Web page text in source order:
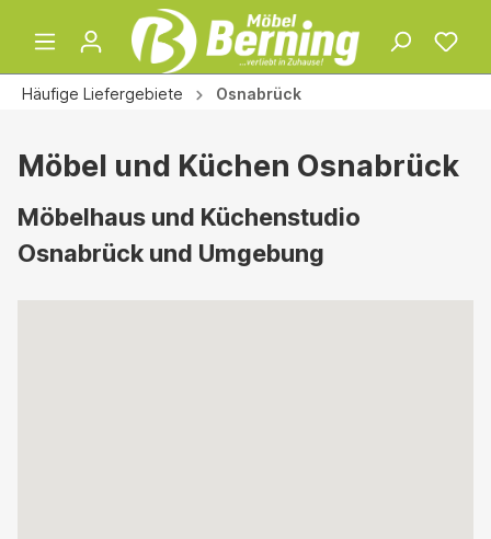
Häufige Liefergebiete Osnabrück
Möbel und Küchen Osnabrück
Möbelhaus und Küchenstudio
Osnabrück und Umgebung